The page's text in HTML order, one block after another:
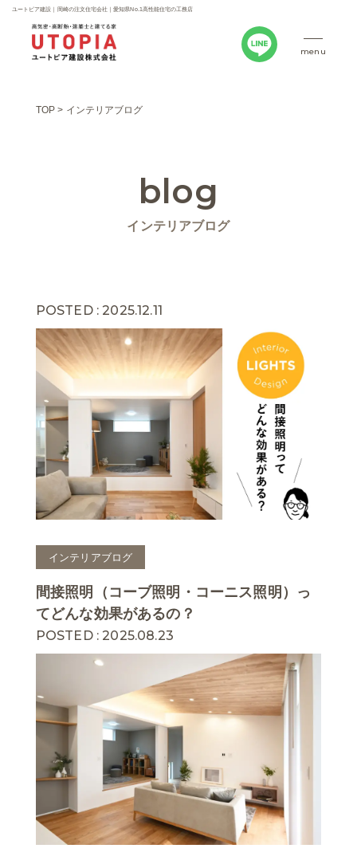
ユートピア建設｜岡崎の注文住宅会社｜愛知県No.1高性能住宅の工務店
menu
TOP > インテリアブログ
blog
インテリアブログ
POSTED : 2025.12.11
インテリアブログ
間接照明（コーブ照明・コーニス照明）っ
てどんな効果があるの？
POSTED : 2025.08.23